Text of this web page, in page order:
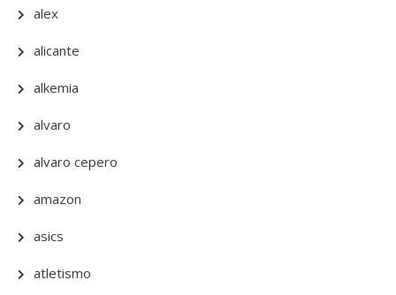
alex
alicante
alkemia
alvaro
alvaro cepero
amazon
asics
atletismo